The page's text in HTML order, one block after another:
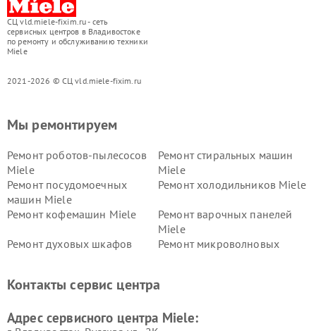
СЦ vld.miele-fixim.ru - сеть
сервисных центров в Владивостоке
по ремонту и обслуживанию техники
Miele
2021-2026 © СЦ vld.miele-fixim.ru
Мы ремонтируем
Ремонт роботов-пылесосов
Miele
Ремонт стиральных машин
Miele
Ремонт посудомоечных
машин Miele
Ремонт холодильников Miele
Ремонт кофемашин Miele
Ремонт варочных панелей
Miele
Ремонт духовых шкафов
Ремонт микроволновых
Miele
Miele
пылесосов Miele
Контакты сервис центра
Адрес сервисного центра Miele: